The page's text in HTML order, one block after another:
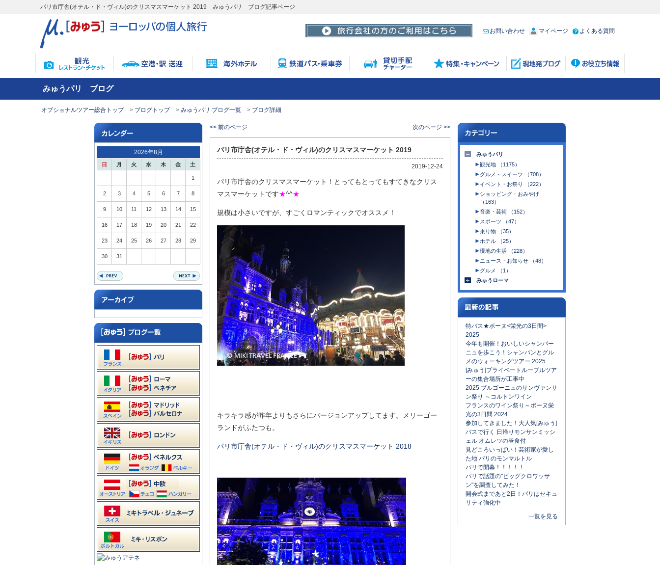
パリ市庁舎(オテル・ド・ヴィル)のクリスマスマーケット 2019 みゅうパリ ブログ記事ページ
お問い合わせ マイページ よくある質問
みゅうパリ ブログ
オプショナルツアー総合トップ ブログトップ みゅうパリ ブログ一覧 ブログ詳細
2026年8月
日 月 火 水 木 金 土
1
2 3 4 5 6 7 8
9 10 11 12 13 14 15
16 17 18 19 20 21 22
23 24 25 26 27 28 29
30 31
<< 前のページ 次のページ >>
パリ市庁舎(オテル・ド・ヴィル)のクリスマスマーケット 2019
2019-12-24
パリ市庁舎のクリスマスマーケット！とってもとってもすてきなクリス
マスマーケットです★^^★
規模は小さいですが、すごくロマンティックでオススメ！
キラキラ感が昨年よりもさらにバージョンアップしてます。メリーゴー
ランドがふたつも。
パリ市庁舎(オテル・ド・ヴィル)のクリスマスマーケット 2018
みゅうパリ
観光地 （1175）
グルメ・スイーツ （708）
イベント・お祭り （222）
ショッピング・おみやげ
（163）
音楽・芸術 （152）
スポーツ （47）
乗り物 （35）
ホテル （25）
現地の生活 （228）
ニュース・お知らせ （48）
グルメ （1）
みゅうローマ
特バス★ボーヌ<栄光の3日間>
2025
今年も開催！おいしいシャンパー
ニュを歩こう！シャンパンとグル
メのウォーキングツアー 2025
[みゅう]プライベートルーブルツア
ーの集合場所が工事中
2025 ブルゴーニュのサンヴァンサ
ン祭り ～コルトンワイン
フランスのワイン祭り～ボーヌ栄
光の3日間 2024
参加してきました！大人気[みゅう]
バスで行く 日帰りモンサンミッシ
ェル オムレツの昼食付
見どころいっぱい！芸術家が愛し
た地 パリのモンマルトル
パリで開幕！！！！！
パリで話題の"ビッグクロワッサ
ン"を調査してみた！
開会式まであと2日！パリはセキュ
リティ強化中
一覧を見る